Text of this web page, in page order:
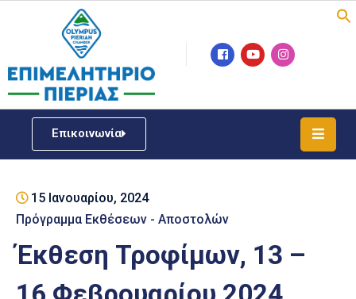
Επικοινωνία
Επιμελητήριο
Νέα
ΓΕΜΗ
Υποστήριξη
15 Ιανουαρίου, 2024
Πρόγραμμα Εκθέσεων - Αποστολών
Έκθεση Τροφίμων, 13 –